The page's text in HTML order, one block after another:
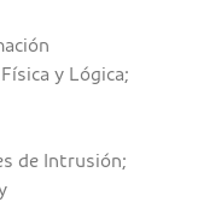
y Lógica;
de Intrusión;